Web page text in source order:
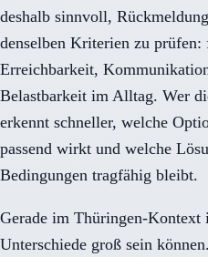
deshalb sinnvoll,
denselben Kriterien zu prüfen:
Erreichbarkeit,
Belastbarkeit im Alltag. Wer
erkennt schneller, welche
passend wirkt und welche
Bedingungen tragfähig bleibt.
Gerade im Thüringen-
Unterschiede groß sein